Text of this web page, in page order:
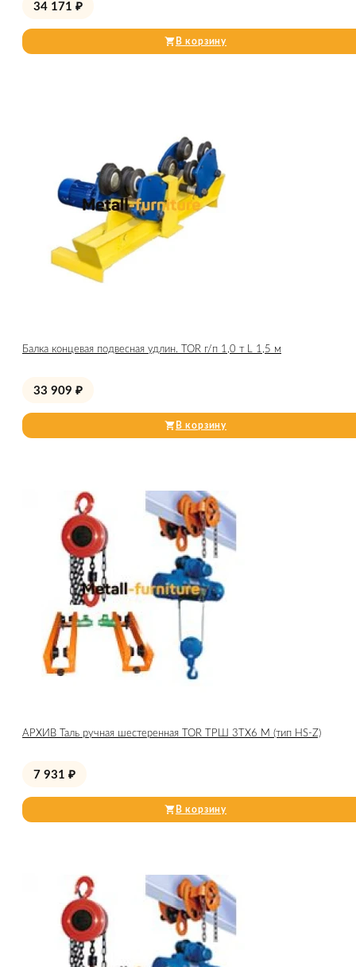
34 171 ₽
В корзину
Балка концевая подвесная удлин. TOR г/п 1,0 т L 1,5 м
33 909 ₽
В корзину
АРХИВ Таль ручная шестеренная TOR ТРШ 3ТХ6 М (тип HS-Z)
7 931 ₽
В корзину